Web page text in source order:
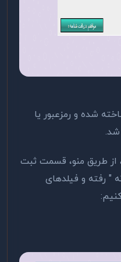
شده و رمزعبور یا
شد.
از طریق منو، قسمت ثبت
" رفته و فیلدهای